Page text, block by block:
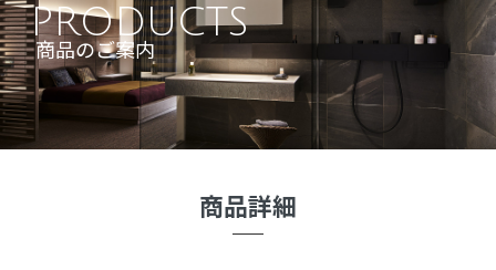
PRODUCTS
商品のご案内
商品詳細